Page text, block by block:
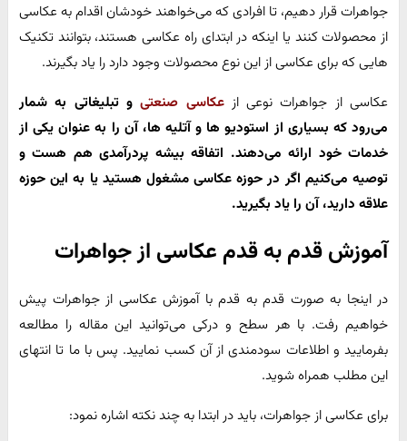
جواهرات قرار دهیم، تا افرادی که می‌خواهند خودشان اقدام به عکاسی
از محصولات کنند یا اینکه در ابتدای راه عکاسی هستند، بتوانند تکنیک
هایی که برای عکاسی از این نوع محصولات وجود دارد را یاد بگیرند.
عکاسی از جواهرات نوعی ازعکاسی صنعتیو تبلیغاتی به شمار
می‌رود که بسیاری از استودیو ها و آتلیه ها، آن را به عنوان یکی از
خدمات خود ارائه می‌دهند. اتفاقه بیشه پردرآمدی هم هست و
توصیه می‌کنیم اگر در حوزه عکاسی مشغول هستید یا به این حوزه
علاقه دارید، آن را یاد بگیرید.
آموزش قدم به قدم عکاسی از جواهرات
در اینجا به صورت قدم به قدم با آموزش عکاسی از جواهرات پیش
خواهیم رفت. با هر سطح و درکی می‌توانید این مقاله را مطالعه
بفرمایید و اطلاعات سودمندی از آن کسب نمایید. پس با ما تا انتهای
این مطلب همراه شوید.
برای عکاسی از جواهرات، باید در ابتدا به چند نکته اشاره نمود: